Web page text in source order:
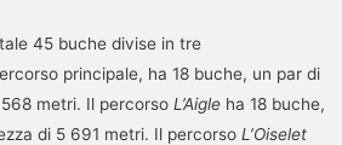
45 buche divise in tre
principale, ha 18 buche, un par di
metri. Il percorso L’Aigle ha 18 buche,
di 5 691 metri. Il percorso L’Oiselet